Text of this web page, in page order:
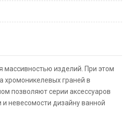
массивностью изделий. При этом
хромоникелевых граней в
позволяют серии аксессуаров
невесомости дизайну ванной